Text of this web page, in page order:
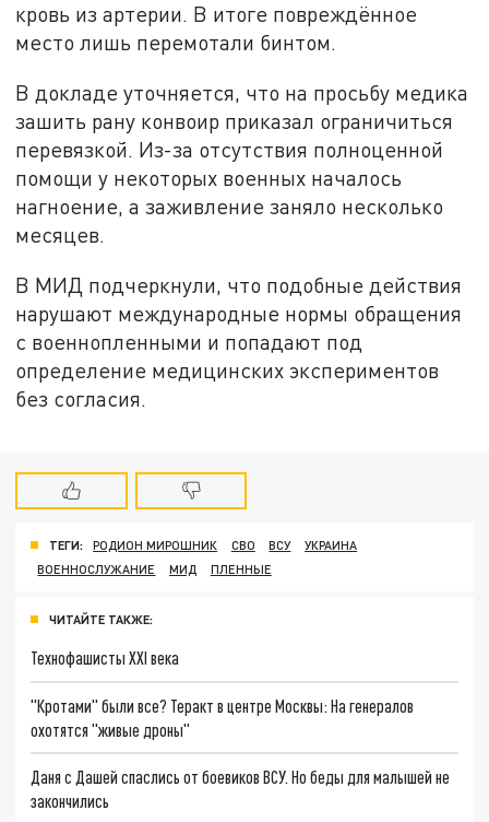
кровь из артерии. В итоге повреждённое
место лишь перемотали бинтом.
В докладе уточняется, что на просьбу медика
зашить рану конвоир приказал ограничиться
перевязкой. Из-за отсутствия полноценной
помощи у некоторых военных началось
нагноение, а заживление заняло несколько
месяцев.
В МИД подчеркнули, что подобные действия
нарушают международные нормы обращения
с военнопленными и попадают под
определение медицинских экспериментов
без согласия.
ТЕГИ: РОДИОН МИРОШНИК СВО ВСУ
УКРАИНА
ВОЕННОСЛУЖАНИЕ
МИД ПЛЕННЫЕ
ЧИТАЙТЕ ТАКЖЕ:
Технофашисты XXI века
"Кротами" были все? Теракт в центре Москвы: На генералов
охотятся "живые дроны"
Даня с Дашей спаслись от боевиков ВСУ. Но беды для малышей не
закончились